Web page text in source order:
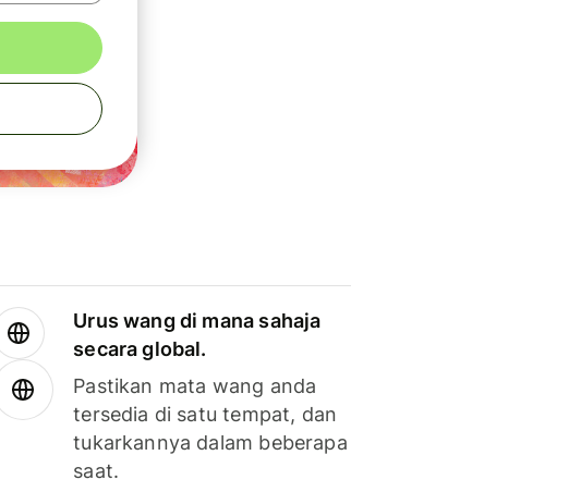
Urus wang di mana sahaja
secara global.
Pastikan mata wang anda
tersedia di satu tempat, dan
tukarkannya dalam beberapa
saat.